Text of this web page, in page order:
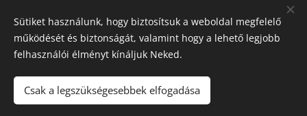
Share
© 2023-2026Szociális Testvérek Társasága
Sütiket használunk, hogy biztosítsuk a weboldal megfelelő
működését és biztonságát, valamint hogy a lehető legjobb
felhasználói élményt kínáljuk Neked.
Csak a legszükségesebbek elfogadása